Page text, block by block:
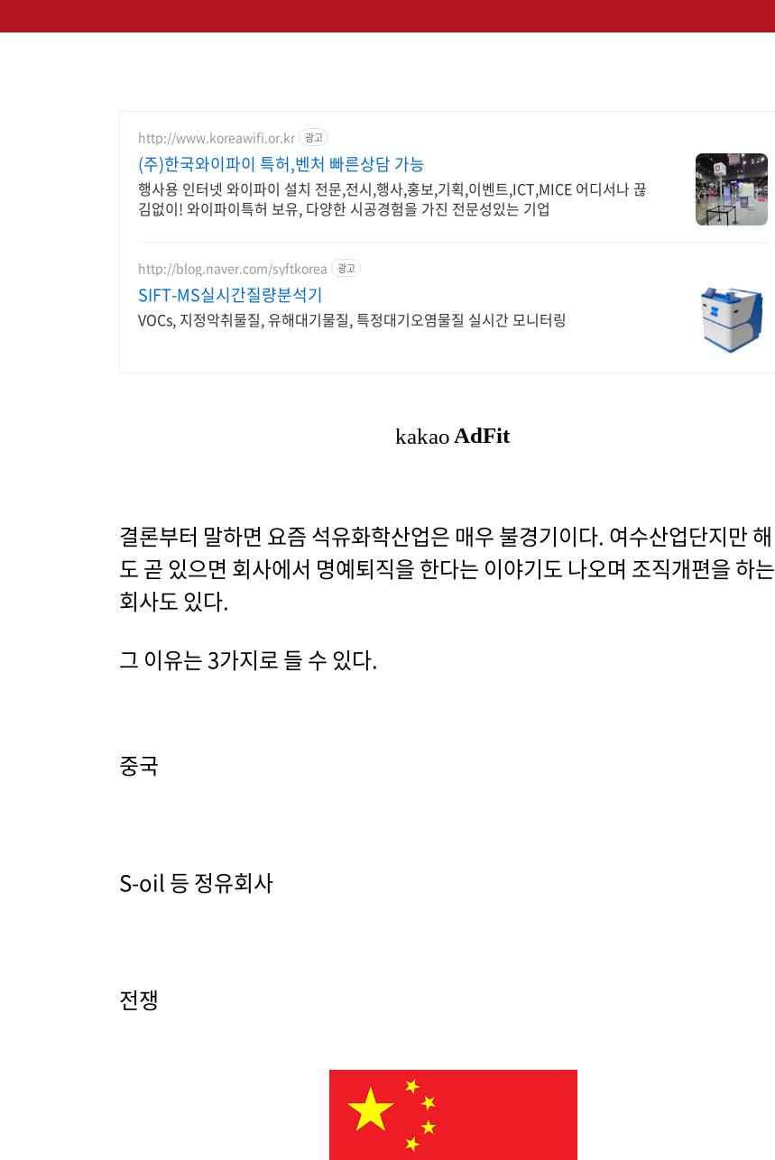
http://www.koreawifi.or.kr 광고
(주)한국와이파이 특허,벤처 빠른상담 가능
행사용 인터넷 와이파이 설치 전문,전시,행사,홍보,기획,이벤트,ICT,MICE 어디서나 끊
김없이! 와이파이특허 보유, 다양한 시공경험을 가진 전문성있는 기업
http://blog.naver.com/syftkorea 광고
SIFT-MS실시간질량분석기
VOCs, 지정악취물질, 유해대기물질, 특정대기오염물질 실시간 모니터링
결론부터 말하면 요즘 석유화학산업은 매우 불경기이다. 여수산업단지만 해
도 곧 있으면 회사에서 명예퇴직을 한다는 이야기도 나오며 조직개편을 하는
회사도 있다.
그 이유는 3가지로 들 수 있다.
중국
S-oil 등 정유회사
전쟁